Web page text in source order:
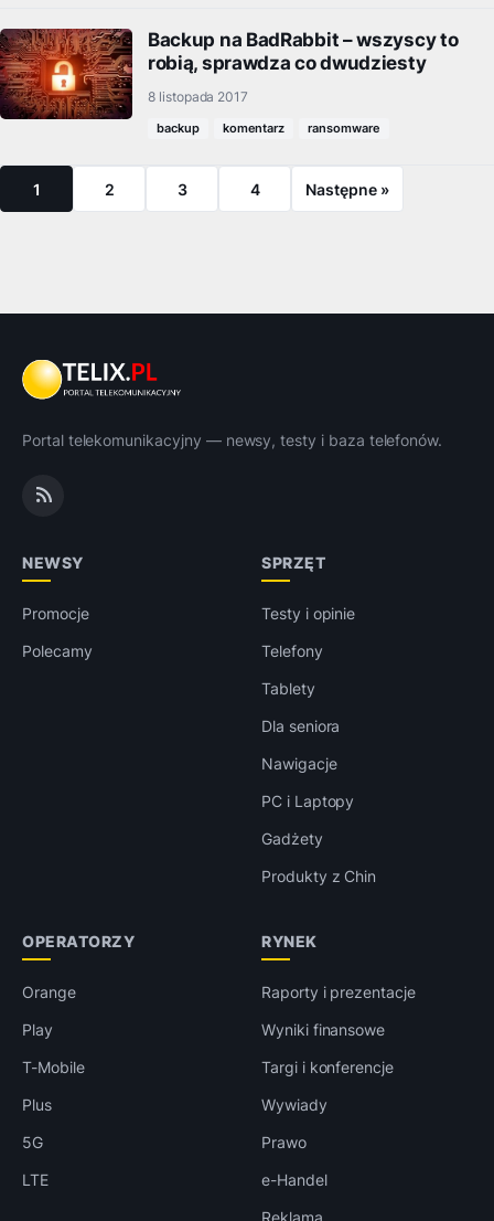
Backup na BadRabbit – wszyscy to
robią, sprawdza co dwudziesty
8 listopada 2017
backup komentarz ransomware
1 2 3 4 Następne »
Portal telekomunikacyjny — newsy, testy i baza telefonów.
NEWSY
Promocje
Polecamy
SPRZĘT
Testy i opinie
Telefony
Tablety
Dla seniora
Nawigacje
PC i Laptopy
Gadżety
Produkty z Chin
OPERATORZY
Orange
Play
T-Mobile
Plus
5G
LTE
RYNEK
Raporty i prezentacje
Wyniki finansowe
Targi i konferencje
Wywiady
Prawo
e-Handel
Reklama